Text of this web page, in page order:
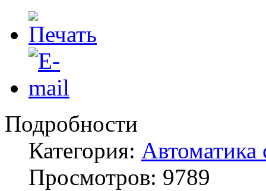
Подробности
Категория:
Просмотров: 9789